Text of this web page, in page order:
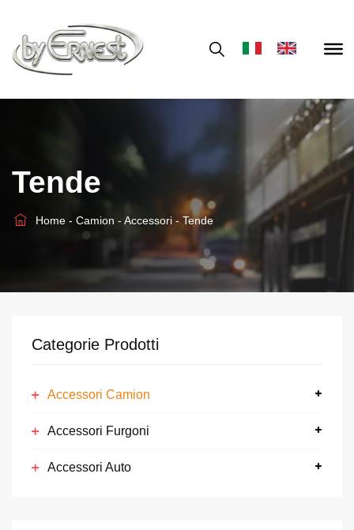
Tende
Home-Camion-Accessori-Tende
Categorie Prodotti
Accessori Camion
Accessori Furgoni
Accessori Auto
Girovetri "PRO-SUN"